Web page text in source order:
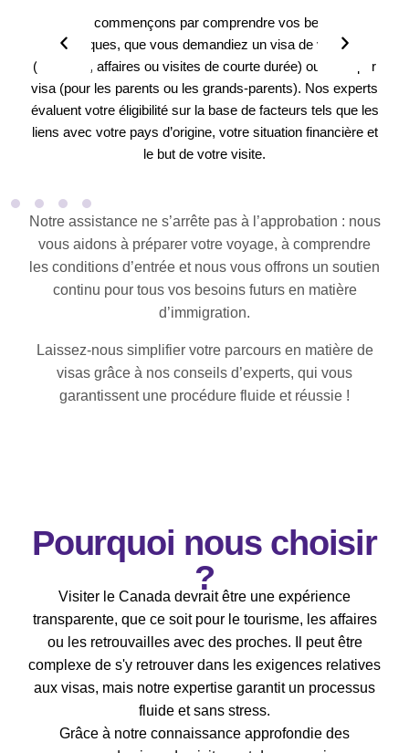
Nous commençons par comprendre vos besoins
spécifiques, que vous demandiez un visa de visiteur
(tourisme, affaires ou visites de courte durée) ou un super
visa (pour les parents ou les grands-parents). Nos experts
évaluent votre éligibilité sur la base de facteurs tels que les
liens avec votre pays d’origine, votre situation financière et
le but de votre visite.
Notre assistance ne s’arrête pas à l’approbation : nous
vous aidons à préparer votre voyage, à comprendre
les conditions d’entrée et nous vous offrons un soutien
continu pour tous vos besoins futurs en matière
d’immigration.
Laissez-nous simplifier votre parcours en matière de
visas grâce à nos conseils d’experts, qui vous
garantissent une procédure fluide et réussie !
Pourquoi nous choisir
?
Visiter le Canada devrait être une expérience
transparente, que ce soit pour le tourisme, les affaires
ou les retrouvailles avec des proches. Il peut être
complexe de s'y retrouver dans les exigences relatives
aux visas, mais notre expertise garantit un processus
fluide et sans stress.
Grâce à notre connaissance approfondie des